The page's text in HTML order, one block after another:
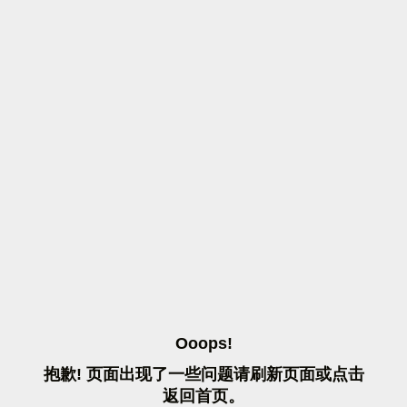
OOOPS!
抱歉! 页面出现了一些问题请刷 新页面或点击
返 回首页。